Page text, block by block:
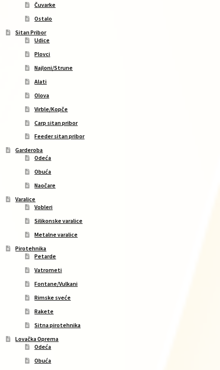
Čuvarke
Ostalo
Sitan Pribor
Udice
Plovci
Najloni/Strune
Alati
Olova
Virble/Kopče
Carp sitan pribor
Feeder sitan pribor
Garderoba
Odeća
Obuća
Naočare
Varalice
Vobleri
Silikonske varalice
Metalne varalice
Pirotehnika
Petarde
Vatrometi
Fontane/Vulkani
Rimske sveće
Rakete
Sitna pirotehnika
Lovačka Oprema
Odeća
Obuća